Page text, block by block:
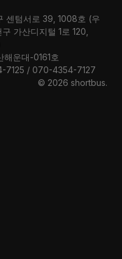
센텀서로 39, 1008호 (우
가산디지털 1로 120,
운대-0161호
7125 / 070-4354-7127
© 2026 shortbus.